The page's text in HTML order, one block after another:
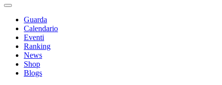
Guarda
Calendario
Eventi
Ranking
News
Shop
Blogs